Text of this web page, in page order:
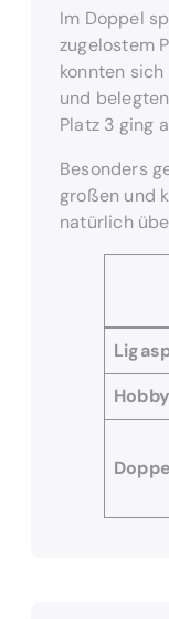
Im Doppel
zugelostem
konnten
und
Platz 3 ging
Besonders
großen und
natürlich